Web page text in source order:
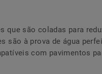
que são coladas para
são à prova de água
com pavimentos